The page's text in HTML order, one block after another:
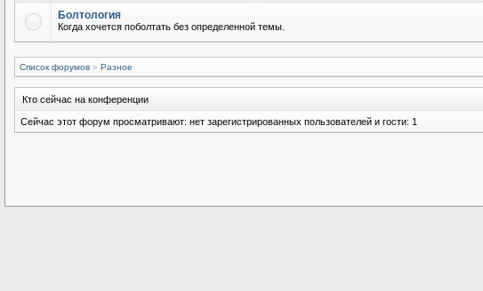
Болтология
Когда хочется поболтать без определенной темы.
Список форумов » Разное
Кто сейчас на конференции
Сейчас этот форум просматривают: нет зарегистрированных пользователей и гости: 1